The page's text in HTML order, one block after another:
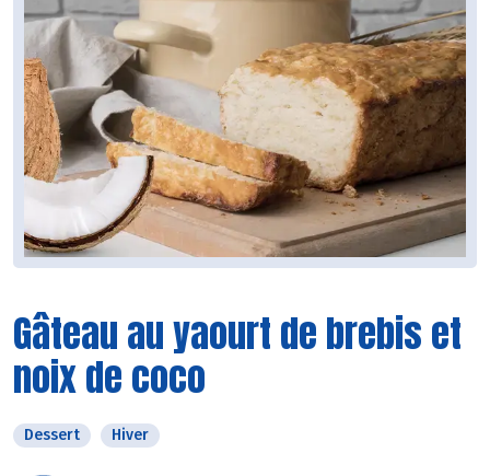
Gâteau au yaourt de brebis et
noix de coco
Dessert Hiver